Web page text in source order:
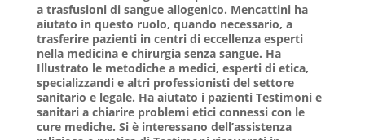
a trasfusioni di sangue allogenico. Mencattini ha
aiutato in questo ruolo, quando necessario, a
trasferire pazienti in centri di eccellenza esperti
nella medicina e chirurgia senza sangue. Ha
Illustrato le metodiche a medici, esperti di etica,
specializzandi e altri professionisti del settore
sanitario e legale. Ha aiutato i pazienti Testimoni e
sanitari a chiarire problemi etici connessi con le
cure mediche. Si è interessano dell’assistenza